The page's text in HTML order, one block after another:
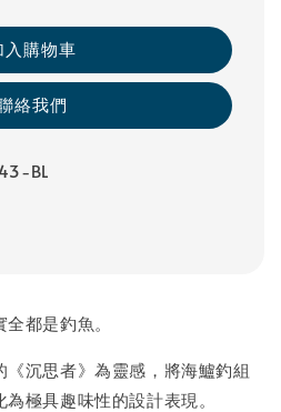
入購物車
絡我們
BL
都是釣魚。
沉思者》為靈感，將海鱸釣組
極具趣味性的設計表現。